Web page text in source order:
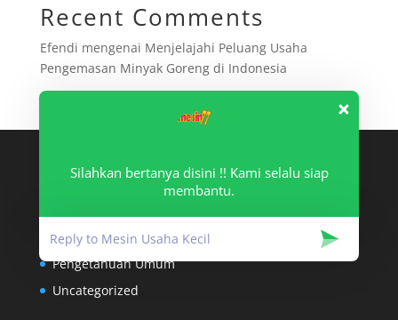
Recent Comments
Efendi mengenai Menjelajahi Peluang Usaha
Pengemasan Minyak Goreng di Indonesia
Article Categories
Mesin UKM
Pengetahuan Umum
Uncategorized
Silahkan bertanya disini !! Kami selalu siap
membantu.